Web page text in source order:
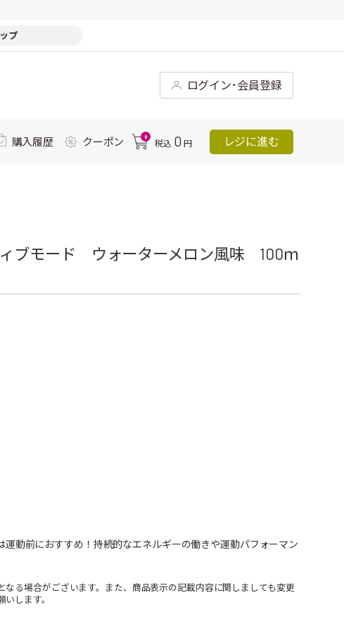
プ
ログイン･会員登録
購入履歴 クーポン 0
税込 0 円 レジに進む
ブモード ウォーターメロン風味 100ｍ
動前におすすめ！持続的なエネルギーの働きや運動パフォーマン
る場合がございます。また、商品表示の記載内容に関しましても変更
します。